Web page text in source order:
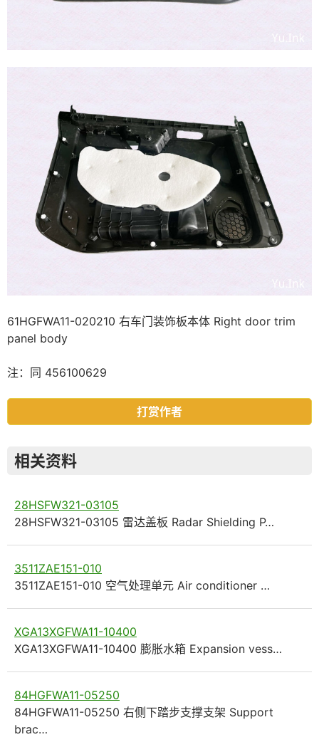
61HGFWA11-020210 右车门装饰板本体 Right door trim
panel body
注：同 456100629
打赏作者
相关资料
28HSFW321-03105
28HSFW321-03105 雷达盖板 Radar Shielding P…
3511ZAE151-010
3511ZAE151-010 空气处理单元 Air conditioner …
XGA13XGFWA11-10400
XGA13XGFWA11-10400 膨胀水箱 Expansion vess…
84HGFWA11-05250
84HGFWA11-05250 右侧下踏步支撑支架 Support
brac…